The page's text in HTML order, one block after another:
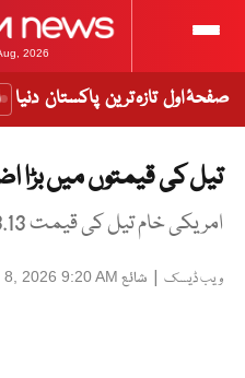
2026
صفحۂ اول تازہ ترین پاکستان دنیا
تیل کی قیمتوں میں بڑا
امریکی خام تیل کی قیمت 3.13 فیصد بڑھ گئی
ویب ڈیسک | شائع 8, 2026 9:20 AM